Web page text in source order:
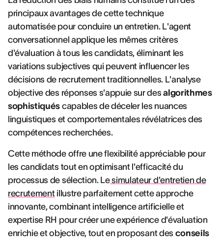
principaux avantages de cette technique
automatisée pour conduire un entretien. L'agent
conversationnel applique les mêmes critères
d'évaluation à tous les candidats, éliminant les
variations subjectives qui peuvent influencer les
décisions de recrutement traditionnelles. L'analyse
objective des réponses s'appuie sur desalgorithmes
sophistiqués capables de déceler les nuances
linguistiques et comportementales révélatrices des
compétences recherchées.
Cette méthode offre une flexibilité appréciable pour
les candidats tout en optimisant l'efficacité du
processus de sélection. Lesimulateur d'entretien de
recrutementillustre parfaitement cette approche
innovante, combinant intelligence artificielle et
expertise RH pour créer une expérience d'évaluation
enrichie et objective, tout en proposant des conseils